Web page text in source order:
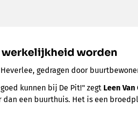
werkelijkheid worden
gedragen door
kunnen bij De Pit!" zegt Leen
dan een buurthuis. Het is een